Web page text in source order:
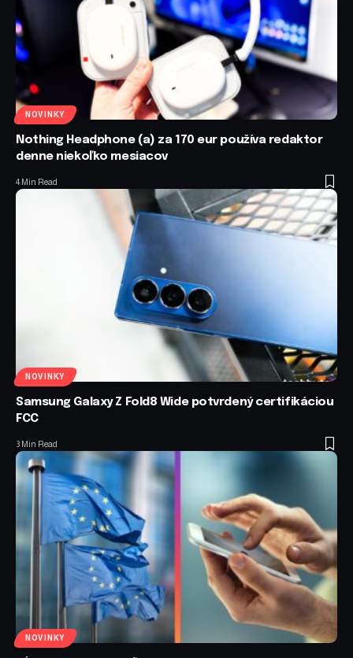
NOVINKY
Nothing Headphone (a) za 170 eur používa redaktor
denne niekoľko mesiacov
4 Min Read
NOVINKY
Samsung Galaxy Z Fold8 Wide potvrdený certifikáciou
FCC
3 Min Read
NOVINKY